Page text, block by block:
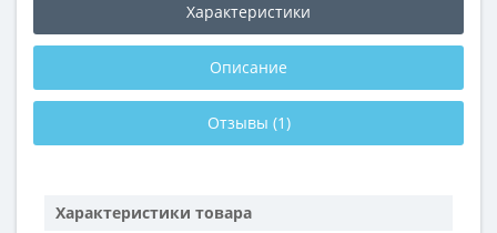
Характеристики
Описание
Отзывы (1)
Характеристики товара